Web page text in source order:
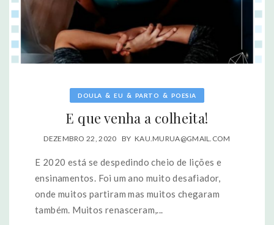
DOULA & EU & PARTO & POESIA
E que venha a colheita!
DEZEMBRO 22, 2020 BY KAU.MURUA@GMAIL.COM
E 2020 está se despedindo cheio de lições e
ensinamentos. Foi um ano muito desafiador,
onde muitos partiram mas muitos chegaram
também. Muitos renasceram,...